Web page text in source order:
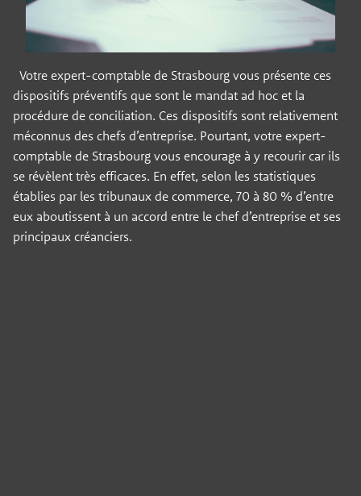
Votre expert-comptable de Strasbourg vous présente ces
dispositifs préventifs que sont le mandat ad hoc et la
procédure de conciliation. Ces dispositifs sont relativement
méconnus des chefs d’entreprise. Pourtant, votre expert-
comptable de Strasbourg vous encourage à y recourir car ils
se révèlent très efficaces. En effet, selon les statistiques
établies par les tribunaux de commerce, 70 à 80 % d’entre
eux aboutissent à un accord entre le chef d’entreprise et ses
principaux créanciers.